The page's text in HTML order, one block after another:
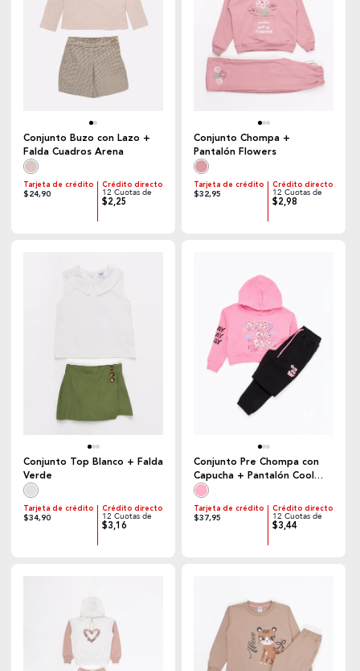
Conjunto Buzo con Lazo +
Falda Cuadros Arena
Tarjeta de crédito
$24,90
Crédito directo
12 Cuotas de
$2,25
Conjunto Chompa +
Pantalón Flowers
Tarjeta de crédito
$32,95
Crédito directo
12 Cuotas de
$2,98
Conjunto Top Blanco + Falda
Verde
Tarjeta de crédito
$34,90
Crédito directo
12 Cuotas de
$3,16
Conjunto Pre Chompa con
Capucha + Pantalón Cool
Today
Tarjeta de crédito
$37,95
Crédito directo
12 Cuotas de
$3,44